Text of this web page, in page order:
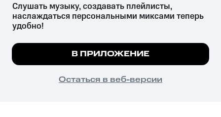
психотропных веществ, их аналогов причиняет вред здоровью,
их незаконный оборот запрещён и влечёт установленную
законодательством ответственность.
© 2026 ООО «КИОН».
Все права защищены
Мы используем куки, чтобы на сайте все
Подробнее
ПОНЯТНО
Слушать музыку, создавать плейлисты,
наслаждаться персональными миксами теперь
удобно!
В ПРИЛОЖЕНИЕ
Остаться в веб-версии